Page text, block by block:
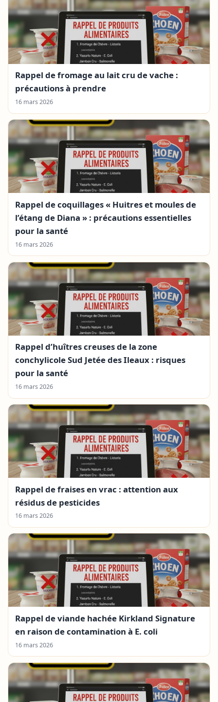
Rappel de fromage au lait cru de vache :
précautions à prendre
16 mars 2026
Rappel de coquillages « Huitres et moules de
l’étang de Diana » : précautions essentielles
pour la santé
16 mars 2026
Rappel d’huîtres creuses de la zone
conchylicole Sud Jetée des Ileaux : risques
pour la santé
16 mars 2026
Rappel de fraises en vrac : attention aux
résidus de pesticides
16 mars 2026
Rappel de viande hachée Kirkland Signature
en raison de contamination à E. coli
16 mars 2026